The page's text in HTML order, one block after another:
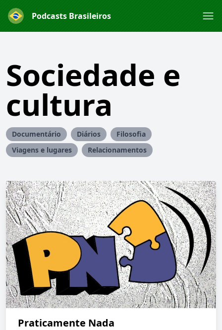
Podcasts Brasileiros
Sociedade e
cultura
Documentário Diários
Filosofia
Viagens e lugares
Relacionamentos
Praticamente Nada